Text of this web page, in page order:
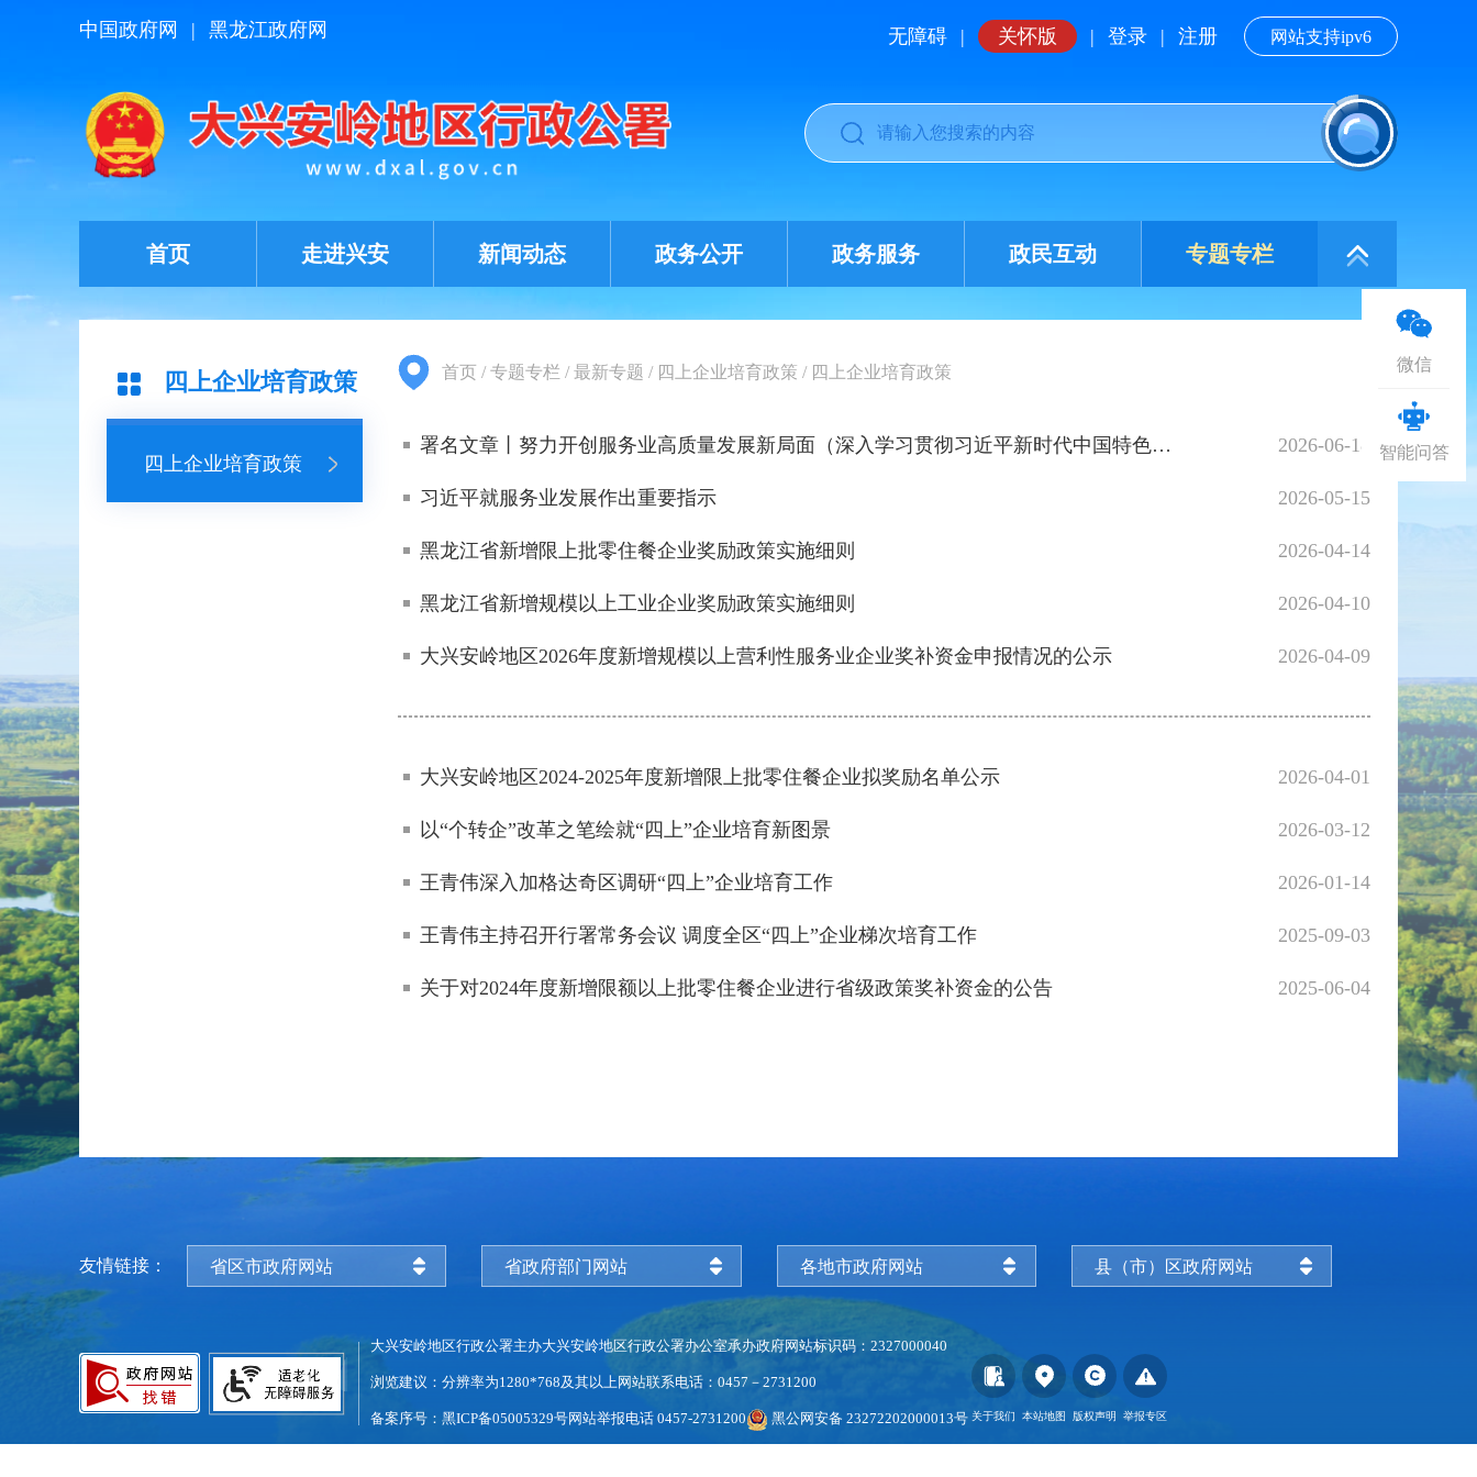
中国政府网 | 黑龙江政府网 无障碍 | 关怀版 | 登录 | 注册 网站支持ipv6
首页 走进兴安 新闻动态 政务公开 政务服务 政民互动 专题专栏
四上企业培育政策
四上企业培育政策
首页 /专题专栏 /最新专题 / 四上企业培育政策 / 四上企业培育政策
2026-06-18
署名文章丨努力开创服务业高质量发展新局面（深入学习贯彻习近平新时代中国特色社会主义思想）
2026-05-15
习近平就服务业发展作出重要指示
2026-04-14
黑龙江省新增限上批零住餐企业奖励政策实施细则
2026-04-10
黑龙江省新增规模以上工业企业奖励政策实施细则
2026-04-09
大兴安岭地区2026年度新增规模以上营利性服务业企业奖补资金申报情况的公示
2026-04-01
大兴安岭地区2024-2025年度新增限上批零住餐企业拟奖励名单公示
2026-03-12
以“个转企”改革之笔绘就“四上”企业培育新图景
2026-01-14
王青伟深入加格达奇区调研“四上”企业培育工作
2025-09-03
王青伟主持召开行署常务会议 调度全区“四上”企业梯次培育工作
2025-06-04
关于对2024年度新增限额以上批零住餐企业进行省级政策奖补资金的公告
友情链接： 省区市政府网站 省政府部门网站 各地市政府网站 县（市）区政府网站
大兴安岭地区行政公署主办大兴安岭地区行政公署办公室承办政府网站标识码：2327000040
浏览建议：分辨率为1280*768及其以上网站联系电话：0457－2731200
备案序号：黑ICP备05005329号网站举报电话 0457-2731200 黑公网安备 23272202000013号 关于我们 本站地图 版权声明 举报专区
微信
智能问答